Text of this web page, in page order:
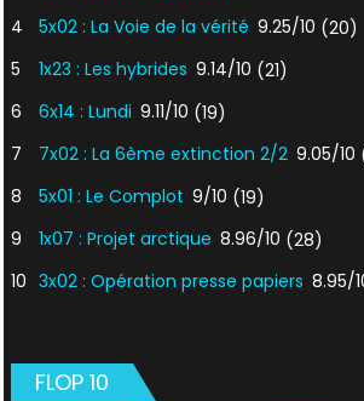
4
5x02 : La Voie de la vérité 9.25/10 (20)
5
1x23 : Les hybrides 9.14/10 (21)
6
6x14 : Lundi 9.11/10 (19)
7
7x02 : La 6ème extinction 2/2 9.05/10
8
5x01 : Le Complot 9/10 (19)
9
1x07 : Projet arctique 8.96/10 (28)
10 3x02 : Opération presse papiers 8.95/
FLOP 10